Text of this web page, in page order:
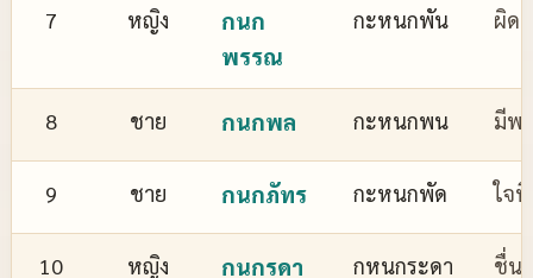
7 หญิง
กนก
พรรณ
กะหนกพัน ผิด
8 ชาย กนกพล กะหนกพน มีพ
9 ชาย กนกภัทร กะหนกพัด ใจ
10 หญิง กนกรดา กหนกระดา ชื่น